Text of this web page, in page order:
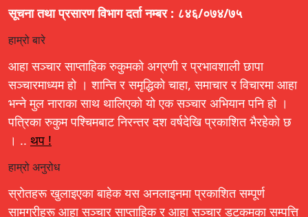
सूचना तथा प्रसारण विभाग दर्ता नम्बर : ८४६/०७४/७५
हाम्रो बारे
आहा सञ्चार साप्ताहिक रुकुमको अग्रणी र प्रभावशाली छापा
सञ्चारमाध्यम हो । शान्ति र समृद्धिको चाहा, समाचार र विचारमा आहा
भन्ने मुल नाराका साथ थालिएको यो एक सञ्चार अभियान पनि हो ।
पत्रिका रुकुम पश्चिमबाट निरन्तर दश वर्षदेखि प्रकाशित भैरहेको छ
। .. थप !
हाम्रो अनुरोध
स्रोतहरू खुलाइएका बाहेक यस अनलाइनमा प्रकाशित सम्पूर्ण
सामग्रीहरू आहा सञ्चार साप्ताहिक र आहा सञ्चार डटकमका सम्पत्ति